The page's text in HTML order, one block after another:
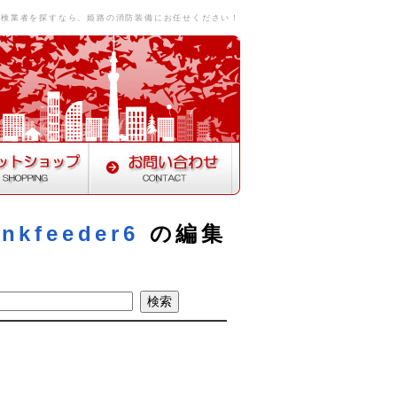
業者を探すなら、姫路の消防装備にお任せください！
の編集